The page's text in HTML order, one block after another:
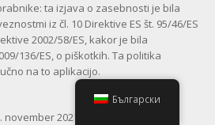
ta izjava o zasebnosti je bila
iz čl. 10 Direktive ES št. 95/46/ES
2002/58/ES, kakor je bila
136/ES, o piškotkih. Ta politika
na to aplikacijo.
2021.
Български